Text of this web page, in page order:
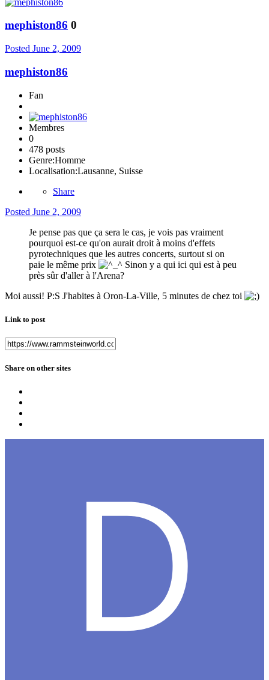
mephiston86 0
Posted June 2, 2009
mephiston86
Fan
Membres
0
478 posts
Genre:Homme
Localisation:Lausanne, Suisse
Share
Posted June 2, 2009
Je pense pas que ça sera le cas, je vois pas vraiment
pourquoi est-ce qu'on aurait droit à moins d'effets
pyrotechniques que les autres concerts, surtout si on
paie le même prix
Sinon y a qui ici qui est à peu
près sûr d'aller à l'Arena?
Moi aussi! P:S J'habites à Oron-La-Ville, 5 minutes de chez toi
Link to post
Share on other sites